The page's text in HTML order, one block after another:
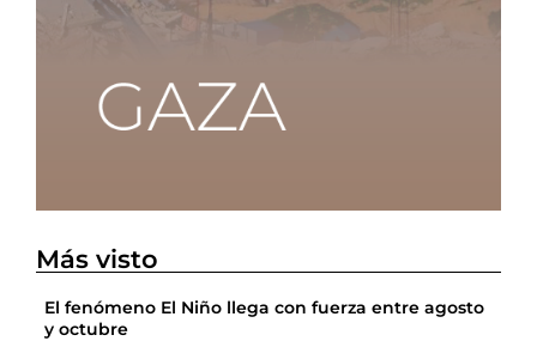
Más visto
El fenómeno El Niño llega con fuerza entre agosto
y octubre